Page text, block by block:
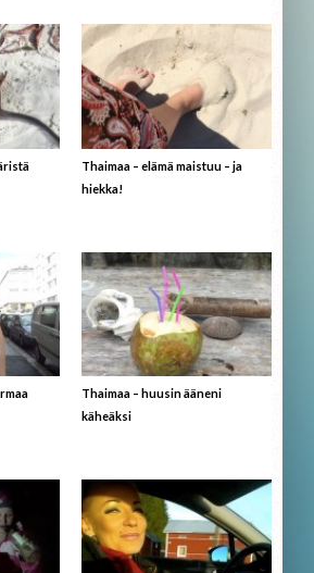
Thaimaa – elämä maistuu – ja
hiekka!
Thaimaa – huusin ääneni
käheäksi